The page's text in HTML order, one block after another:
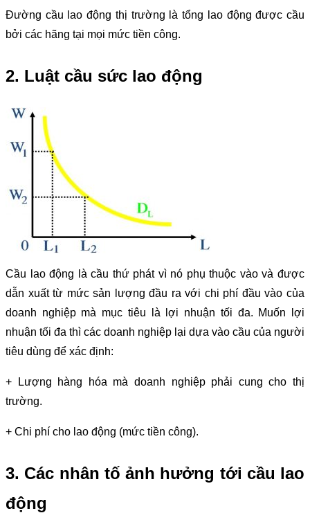
Đường cầu lao động thị trường là tổng lao động được cầu
bởi các hãng tại mọi mức tiền công.
2. Luật cầu sức lao động
Cầu lao động là cầu thứ phát vì nó phụ thuộc vào và được
dẫn xuất từ mức sản lượng đầu ra với chi phí đầu vào của
doanh nghiệp mà mục tiêu là lợi nhuận tối đa. Muốn lợi
nhuận tối đa thì các doanh nghiệp lại dựa vào cầu của người
tiêu dùng để xác định:
+ Lượng hàng hóa mà doanh nghiệp phải cung cho thị
trường.
+ Chi phí cho lao động (mức tiền công).
3. Các nhân tố ảnh hưởng tới cầu lao
động